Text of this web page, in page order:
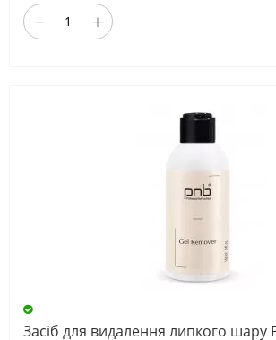
Засіб для видалення липкого шару